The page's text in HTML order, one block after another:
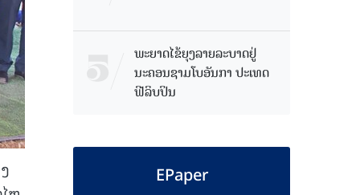
ພະຍາດໄຂ້ຍຸງລາຍລະບາດຢູ່
ນະຄອນຊາມໂບ​ອັນກາ ປະເທດ
ຟີລິບປິນ
EPaper